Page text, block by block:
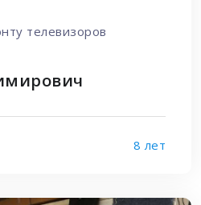
телевизоров
8 лет